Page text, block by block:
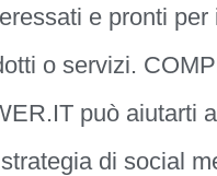
e pronti per
o servizi.
può aiutarti
di social